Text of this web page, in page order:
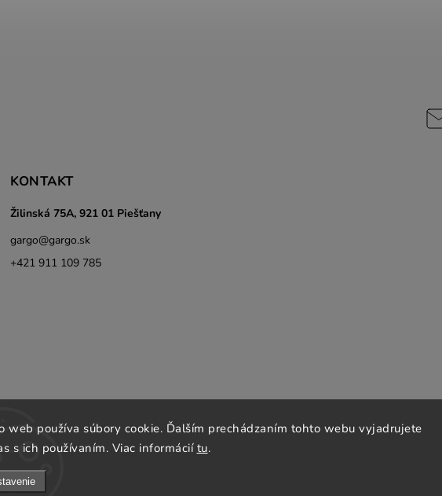
web používa súbory cookie. Ďalším prechádzaním tohto webu vyjadrujete
s ich používaním. Viac informácií tu.
KONTAKT
Žilinská 75A, 921 01 Piešťany
gargo@gargo.sk
+421 911 109 785